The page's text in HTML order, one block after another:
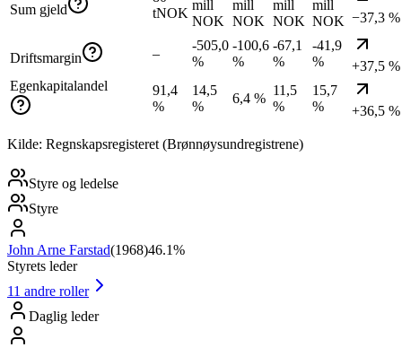
Sum gjeld
tNOK
mill
NOK
mill
NOK
mill
NOK
mill
NOK −37,3 %
Driftsmargin –
-505,0
%
-100,6
%
-67,1
%
-41,9
%
+37,5 %
Egenkapitalandel
91,4
%
14,5
%
6,4 %
11,5
%
15,7
%
+36,5 %
Kilde: Regnskapsregisteret (Brønnøysundregistrene)
Styre og ledelse
Styre
John Arne Farstad(1968)46.1%
Styrets leder
11 andre roller
Daglig leder